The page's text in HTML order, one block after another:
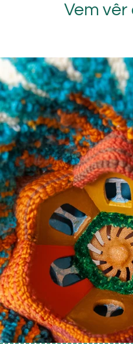
Vem vêr